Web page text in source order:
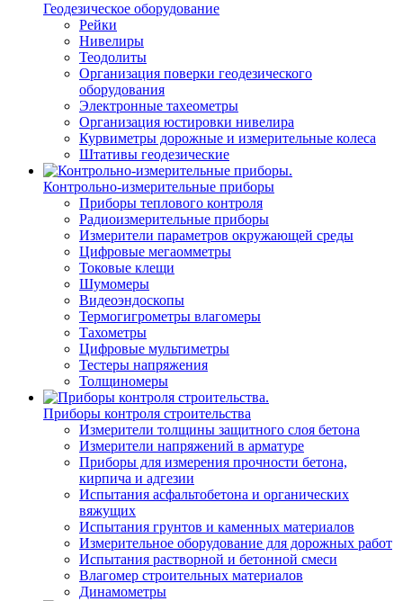
Геодезическое оборудование
Рейки
Нивелиры
Теодолиты
Организация поверки геодезического
оборудования
Электронные тахеометры
Организация юстировки нивелира
Курвиметры дорожные и измерительные колеса
Штативы геодезические
Контрольно-измерительные приборы
Приборы теплового контроля
Радиоизмерительные приборы
Измерители параметров окружающей среды
Цифровые мегаомметры
Токовые клещи
Шумомеры
Видеоэндоскопы
Термогигрометры влагомеры
Тахометры
Цифровые мультиметры
Тестеры напряжения
Толщиномеры
Приборы контроля строительства
Измерители толщины защитного слоя бетона
Измерители напряжений в арматуре
Приборы для измерения прочности бетона,
кирпича и адгезии
Испытания асфальтобетона и органических
вяжущих
Испытания грунтов и каменных материалов
Измерительное оборудование для дорожных работ
Испытания растворной и бетонной смеси
Влагомер строительных материалов
Динамометры